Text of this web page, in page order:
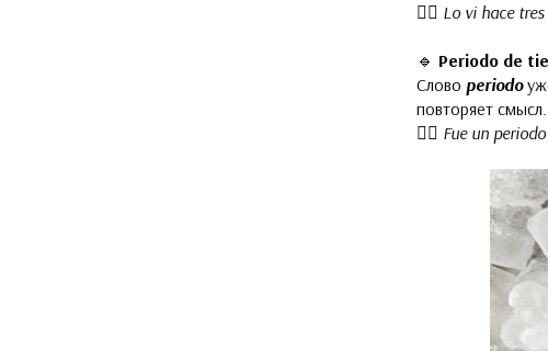
👉🏻 Lo vi hace
🔹 Periodo de
Слово periodo
повторяет смысл.
👉🏻 Fue un